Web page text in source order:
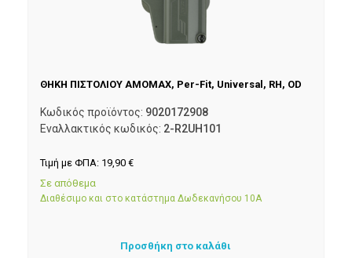
ΘΗΚΗ ΠΙΣΤΟΛΙΟΥ AMOMAX, Per-Fit, Universal, RH, OD
Κωδικός προϊόντος: 9020172908
Εναλλακτικός κωδικός: 2-R2UH101
Τιμή με ΦΠΑ: 19,90 €
Σε απόθεμα
Διαθέσιμο και στο κατάστημα Δωδεκανήσου 10Α
Προσθήκη στο καλάθι